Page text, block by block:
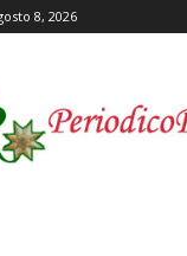
8, 2026